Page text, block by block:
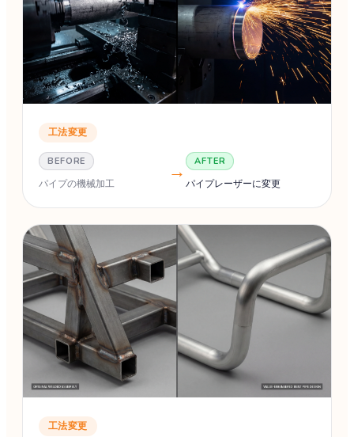
工法変更
BEFORE
パイプの機械加工
→
AFTER
パイプレーザーに変更
工法変更